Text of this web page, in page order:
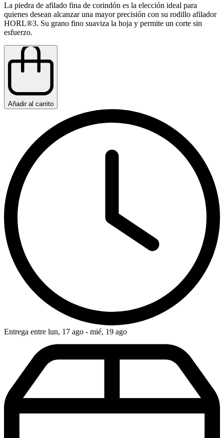
La piedra de afilado fina de corindón es la elección ideal para
quienes desean alcanzar una mayor precisión con su rodillo afilador
HORL®3. Su grano fino suaviza la hoja y permite un corte sin
esfuerzo.
Añadir al carrito
Entrega entre lun, 17 ago - mié, 19 ago